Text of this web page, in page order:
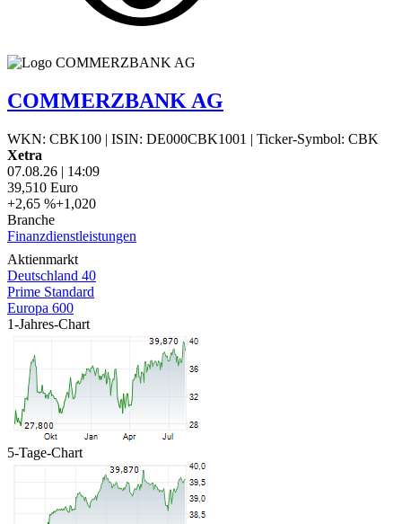
COMMERZBANK AG
WKN: CBK100 | ISIN: DE000CBK1001 | Ticker-Symbol: CBK
Xetra
07.08.26 | 14:09
39,510 Euro
+2,65 %+1,020
Branche
Finanzdienstleistungen
Aktienmarkt
Deutschland 40
Prime Standard
Europa 600
1-Jahres-Chart
5-Tage-Chart